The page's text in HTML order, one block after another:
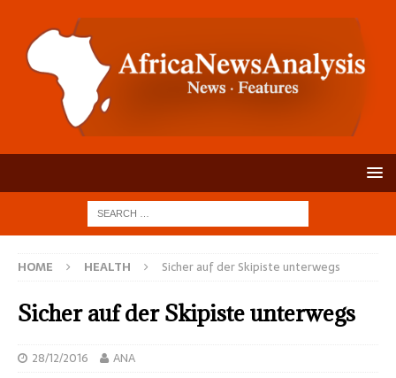
HOME HEALTH Sicher auf der Skipiste unterwegs
Sicher auf der Skipiste unterwegs
28/12/2016 ANA